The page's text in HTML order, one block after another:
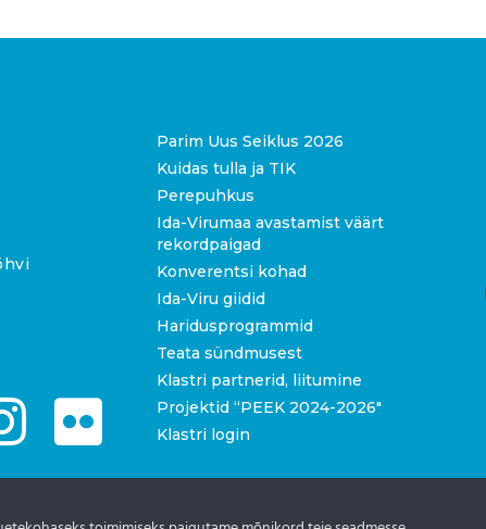
Parim Uus Seiklus 2026
Kuidas tulla ja TIK
Perepuhkus
Ida-Virumaa avastamist väärt
rekordpaigad
Konverentsi kohad
Ida-Viru giidid
Haridusprogrammid
Teata sündmusest
Klastri partnerid, liitumine
Projektid “PEEK 2024-2026″
Klastri login